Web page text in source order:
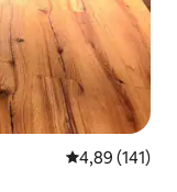
საშუალო
4,89 (141)